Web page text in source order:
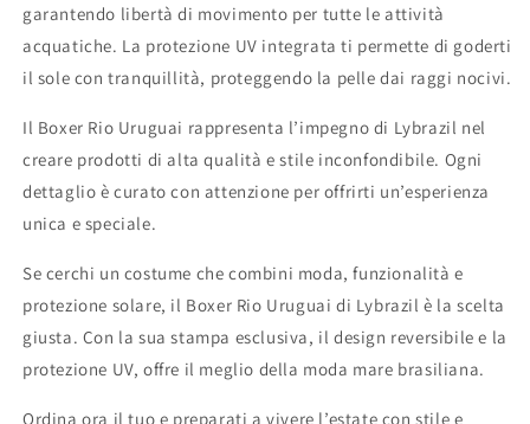
garantendo libertàdi movimento per tutte leattività
acquatiche. La protezione UV integratati permette di goderti
il sole contranquillità, proteggendo la pelledai raggi nocivi.
Il Boxer Rio Uruguai rappresenta l’impegno di Lybrazil nel
creare prodotti dialtaqualitàestile inconfondibile. Ogni
dettaglio ècuratocon attenzione per offrirti un’esperienza
unica e speciale.
Se cerchi un costume checombini moda,funzionalitàe
protezione solare, il Boxer Rio Uruguaidi Lybrazilè lascelta
giusta. Con lasuastampa esclusiva, ildesign reversibilee la
protezione UV,offre il meglio della moda mare brasiliana.
Ordinaora iltuo e preparatiavivere l’estate constile e